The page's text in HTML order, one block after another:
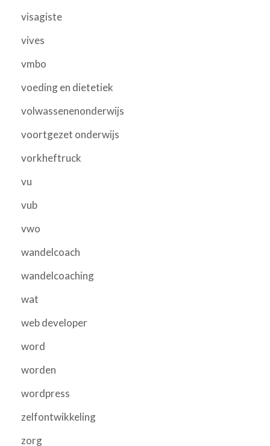
visagiste
vives
vmbo
voeding en dietetiek
volwassenenonderwijs
voortgezet onderwijs
vorkheftruck
vu
vub
vwo
wandelcoach
wandelcoaching
wat
web developer
word
worden
wordpress
zelfontwikkeling
zorg